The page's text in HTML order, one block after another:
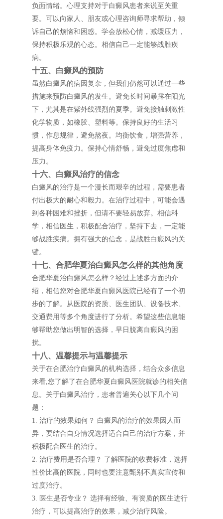
负面情绪。心理支持对于白癜风患者来说至关重
要。可以向家人、朋友或心理咨询师寻求帮助，倾
诉自己的烦恼和困惑。学会放松心情，减缓压力，
保持积极乐观的心态。相信自己一定能够战胜疾
病。
十五、白癜风的预防
虽然白癜风的病因复杂，但我们仍然可以通过一些
措施来预防白癜风的发生。避免长时间暴露在阳光
下，尤其是在紫外线强烈的夏季。避免接触刺激性
化学物质，如橡胶、塑料等。保持良好的生活习
惯，作息规律，避免熬夜。均衡饮食，增强营养，
提高身体免疫力。保持心情舒畅，避免过度焦虑和
压力。
十六、白癜风治疗的信念
白癜风的治疗是一个漫长而艰辛的过程，需要患者
付出极大的耐心和毅力。在治疗过程中，可能会遇
到各种困难和挫折，但请不要轻易放弃。相信科
学，相信医生，积极配合治疗，坚持下去，一定能
够战胜疾病。拥有强大的信念，是战胜白癜风的关
键。
十七、合肥华夏治白癜风怎么样的其他角度
合肥华夏治白癜风怎么样？经过上述多方面的介
绍，相信您对合肥华夏白癜风医院已经有了一个初
步的了解。从医院的资质、医生团队、设备技术、
交通费用等多个角度进行了分析。希望这些信息能
够帮助您做出明智的选择，早日脱离白癜风的困
扰。
十八、温馨提示与温馨提示
关于在合肥治疗白癜风的机构选择，结合众多信息
来看,您了解了在合肥华夏白癜风医院就诊的相关信
息。关于白癜风治疗，患者普遍关心以下几个问
题：
1. 治疗的效果如何？ 白癜风的治疗的效果因人而
异，要结合自身情况选择适合自己的治疗方案，并
积极配合医生的治疗。
2. 治疗费用是否合理？ 了解医院的收费标准，选择
性价比高的医院，同时也要注意甄别不真实宣传和
过度治疗。
3. 医生是否专业？ 选择有经验、有资质的医生进行
治疗，可以提高治疗的效果，减少治疗风险。